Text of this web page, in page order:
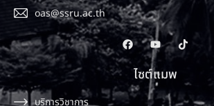
oas@ssru.ac.th
ไซต์แมพ
บริการวิชาการ